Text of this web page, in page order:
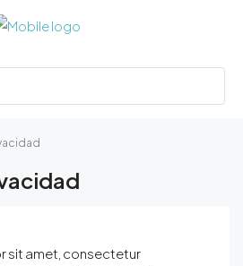
sit amet, consectetur